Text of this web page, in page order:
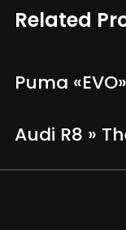
Related
Puma
Audi R8 »